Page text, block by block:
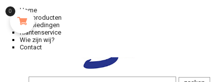
Home
Alle producten
Aanbiedingen
Klantenservice
Wie zijn wij?
Contact
0